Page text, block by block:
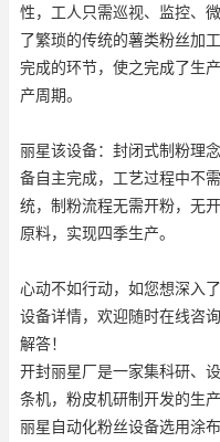
性，工人只需巡视、监控、
了繁琐的传统的薯类粉丝加
完成的环节，使之完成了生
产周期。
丽星该设备：封闭式制粉理
备自主完成，工艺过程中不
统，制粉流程无需开粉，无
原料，实现四季生产。
心动不如行动，如您想深入
设备详情，欢迎随时在线咨
解答！
开封丽星厂是一家集科研、
条机，粉皮机研制开发的生产
丽星自动化粉丝设备选用涂